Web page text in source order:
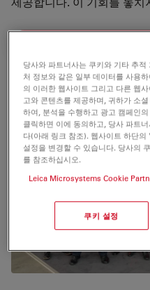
여러분을 만나 뵙기
당사와 파트너사는 쿠키와 기타 추
처 정보와 같은 일부 데이터를 사용
의 이러한 웹사이트 그리고 다른 웹
고와 콘텐츠를 제공하며, 귀하가 소
하여, 분석을 수행하고 광고 캠페인
클릭하면 이에 동의하고, 당사 파트
다(아래 링크 참조). 웹사이트 하단
설정을 변경할 수 있습니다. 당사의
를 참조하십시오.
Leica Microsystems Cookie
쿠키 설정